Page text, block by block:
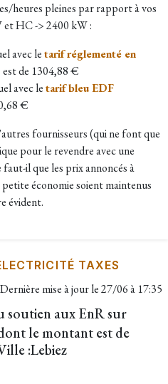
heures pleines par rapport à vos
et HC -> 2400 kW :
avec letarif réglementé en
est de 1304,88 €
avec letarif bleu EDF
€
fournisseurs (qui ne font que
pour le revendre avec une
il que les prix annoncés à
économie soient maintenus
évident.
TAXES
Dernière mise à jour le27/06 à 17:35
soutien aux EnR sur
le montant est de
:Lebiez